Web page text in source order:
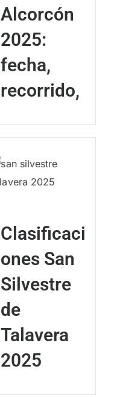
Alcorcón
2025:
fecha,
recorrido,
Clasificaci
ones San
Silvestre
de
Talavera
2025